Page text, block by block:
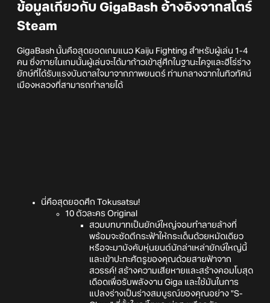
ข้อมูลเกี่ยวกับ GigaBash อ้างอิงจากสโตร์
Steam
GigaBash นั้นคือสุดยอดเกมแนว Kaiju Fighting สำหรับผู้เล่น 1-4
คน ซึ่งภายในเกมนั้นผู้เล่นจะได้มาก้าวเข้าสู่ศึกในฐานะไคจูและฮีโร่ร่าง
ยักษ์ที่ได้รับแรงบันดาลใจมาจากภาพยนตร์ ท่ามกลางฉากในทิวทัศน์
เมืองหลวงที่สามารถทำลายได้
นี่คือสุดยอดศึก Tokusatsu!
10 ตัวละคร Original
สวมบทบาทเป็นยักษ์ใหญ่จอมทำลายล้างที่
พร้อมจะซัดตึกระฟ้าให้กระเด็นด้วยหมัดเดียว
หรือจะมาบังคับหุ่นยนต์นักล่าเหล่ายักษ์ใหญ่นี้
และเข้าปะทะศัตรูของคุณด้วยสายฟ้าจาก
สวรรค์! สร้างความเสียหายและสร้างคอมโบสุด
เดือดเพื่อรับพลังงาน Giga และใช้มันในการ
แปลงร่างเป็นร่างสมบูรณ์ของคุณอย่าง "S-